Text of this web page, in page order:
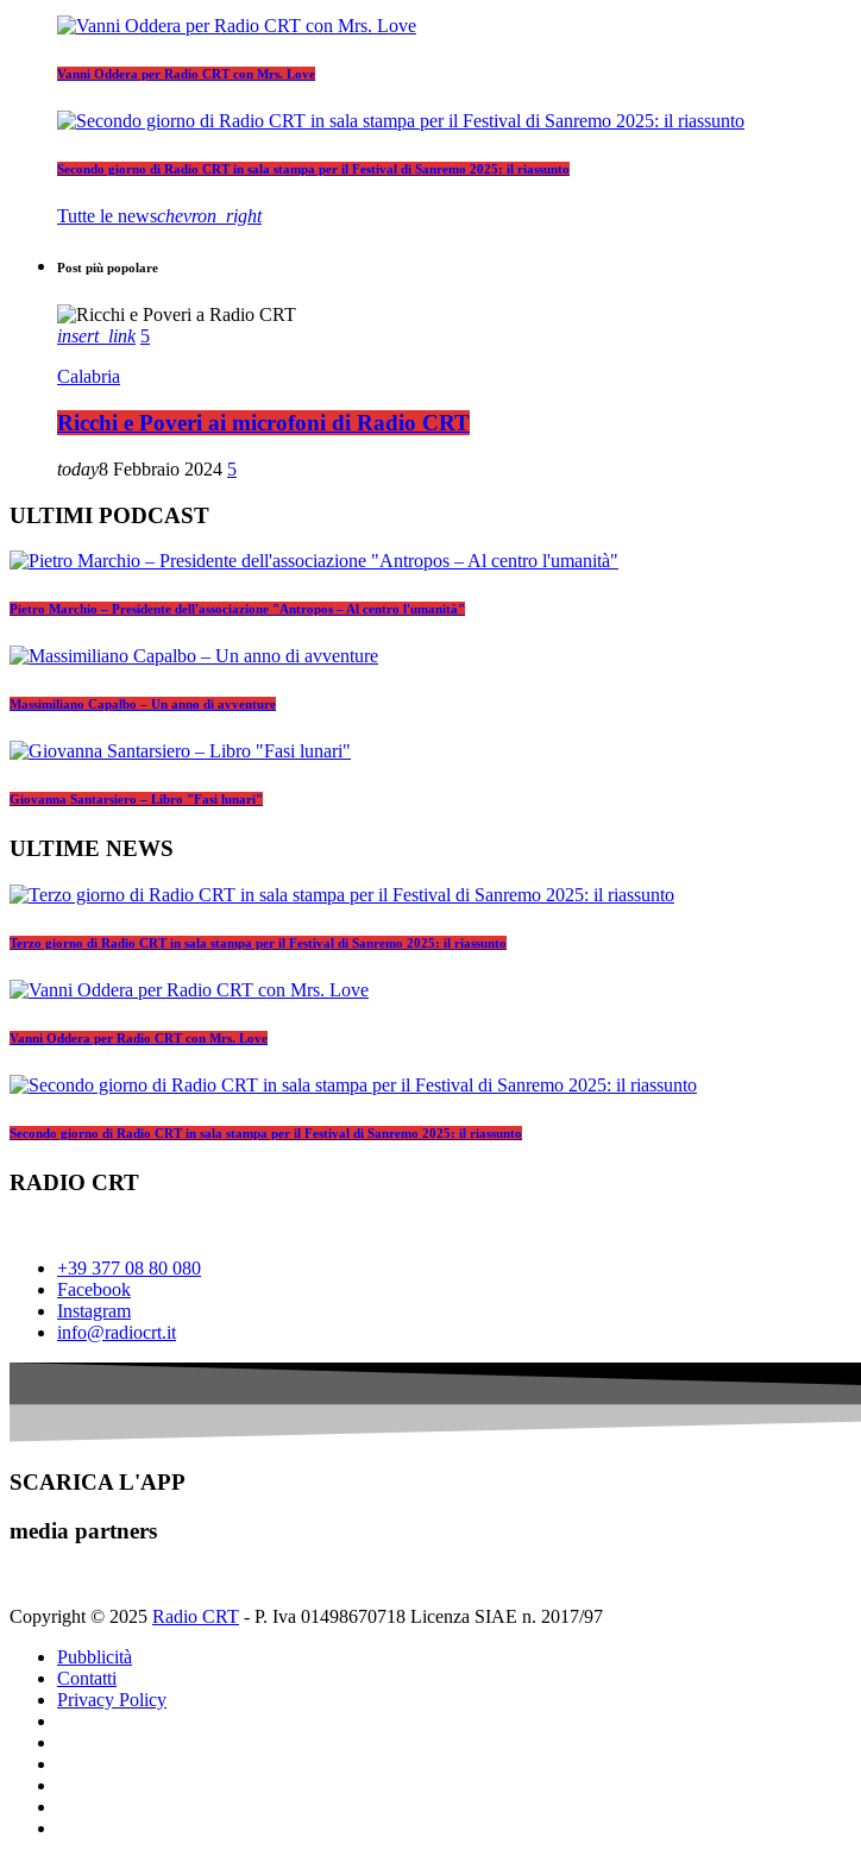
Vanni Oddera per Radio CRT con Mrs. Love
Secondo giorno di Radio CRT in sala stampa per il Festival di Sanremo 2025: il riassunto
Tutte le newschevron_right
Post più popolare
insert_link 5
Calabria
Ricchi e Poveri ai microfoni di Radio CRT
today8 Febbraio 2024 5
ULTIMI PODCAST
Pietro Marchio – Presidente dell'associazione "Antropos – Al centro l'umanità"
Massimiliano Capalbo – Un anno di avventure
Giovanna Santarsiero – Libro "Fasi lunari"
ULTIME NEWS
Terzo giorno di Radio CRT in sala stampa per il Festival di Sanremo 2025: il riassunto
Vanni Oddera per Radio CRT con Mrs. Love
Secondo giorno di Radio CRT in sala stampa per il Festival di Sanremo 2025: il riassunto
RADIO CRT
+39 377 08 80 080
Facebook
Instagram
info@radiocrt.it
SCARICA L'APP
media partners
Copyright © 2025 Radio CRT - P. Iva 01498670718 Licenza SIAE n. 2017/97
Pubblicità
Contatti
Privacy Policy